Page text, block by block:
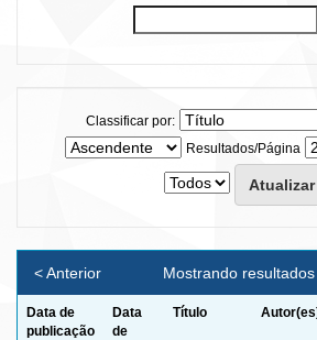
Classificar por:
Resultados/Página
Mostrando
< Anterior
Data de
publicação
Data
de
Título